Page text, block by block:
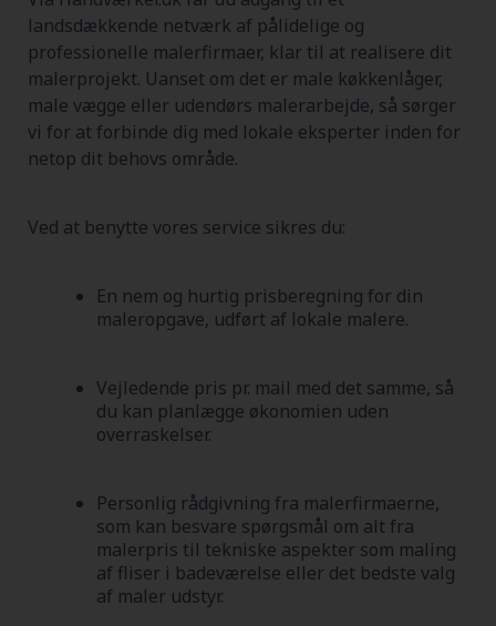
landsdækkende netværk af pålidelige og
professionelle malerfirmaer, klar til at realisere dit
malerprojekt. Uanset om det er male køkkenlåger,
male vægge eller udendørs malerarbejde, så sørger
vi for at forbinde dig med lokale eksperter inden for
netop dit behovs område.
Ved at benytte vores service sikres du:
En nem og hurtig prisberegning for din
maleropgave, udført af lokale malere.
Vejledende pris pr. mail med det samme, så
du kan planlægge økonomien uden
overraskelser.
Personlig rådgivning fra malerfirmaerne,
som kan besvare spørgsmål om alt fra
malerpris til tekniske aspekter som maling
af fliser i badeværelse eller det bedste valg
af maler udstyr.